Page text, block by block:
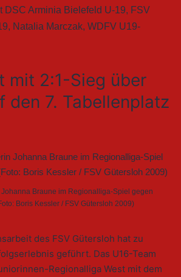
DSC Arminia Bielefeld U-19, FSV
, Natalia Marczak, WDFV U19-
mit 2:1-Sieg über
den 7. Tabellenplatz
Braune im Regionalliga-Spiel gegen
Boris Kessler / FSV Gütersloh 2009)
des FSV Gütersloh hat zu
geführt. Das U16-Team
Regionalliga West mit dem